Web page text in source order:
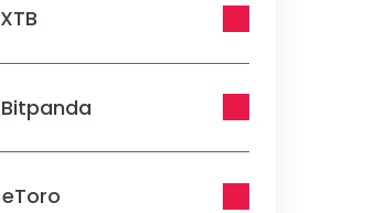
XTB
Bitpanda
eToro